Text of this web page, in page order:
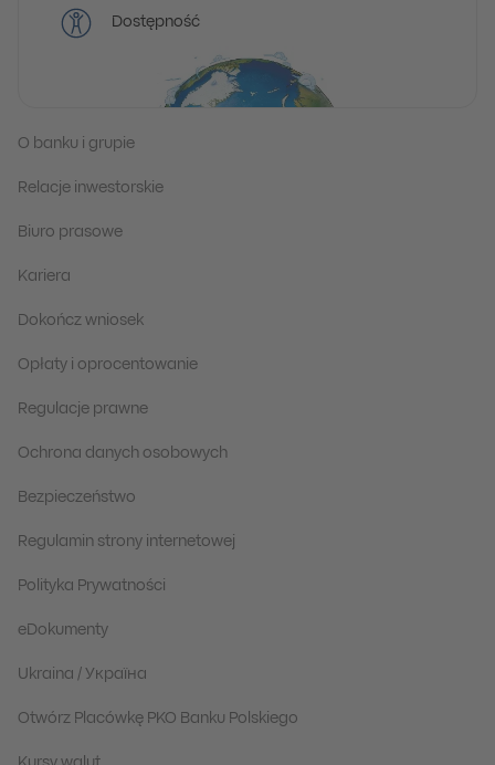
Dostępność
O banku i grupie
Relacje inwestorskie
Biuro prasowe
Kariera
Dokończ wniosek
Opłaty i oprocentowanie
Regulacje prawne
Ochrona danych osobowych
Bezpieczeństwo
Regulamin strony internetowej
Polityka Prywatności
eDokumenty
Ukraina / Україна
Otwórz Placówkę PKO Banku Polskiego